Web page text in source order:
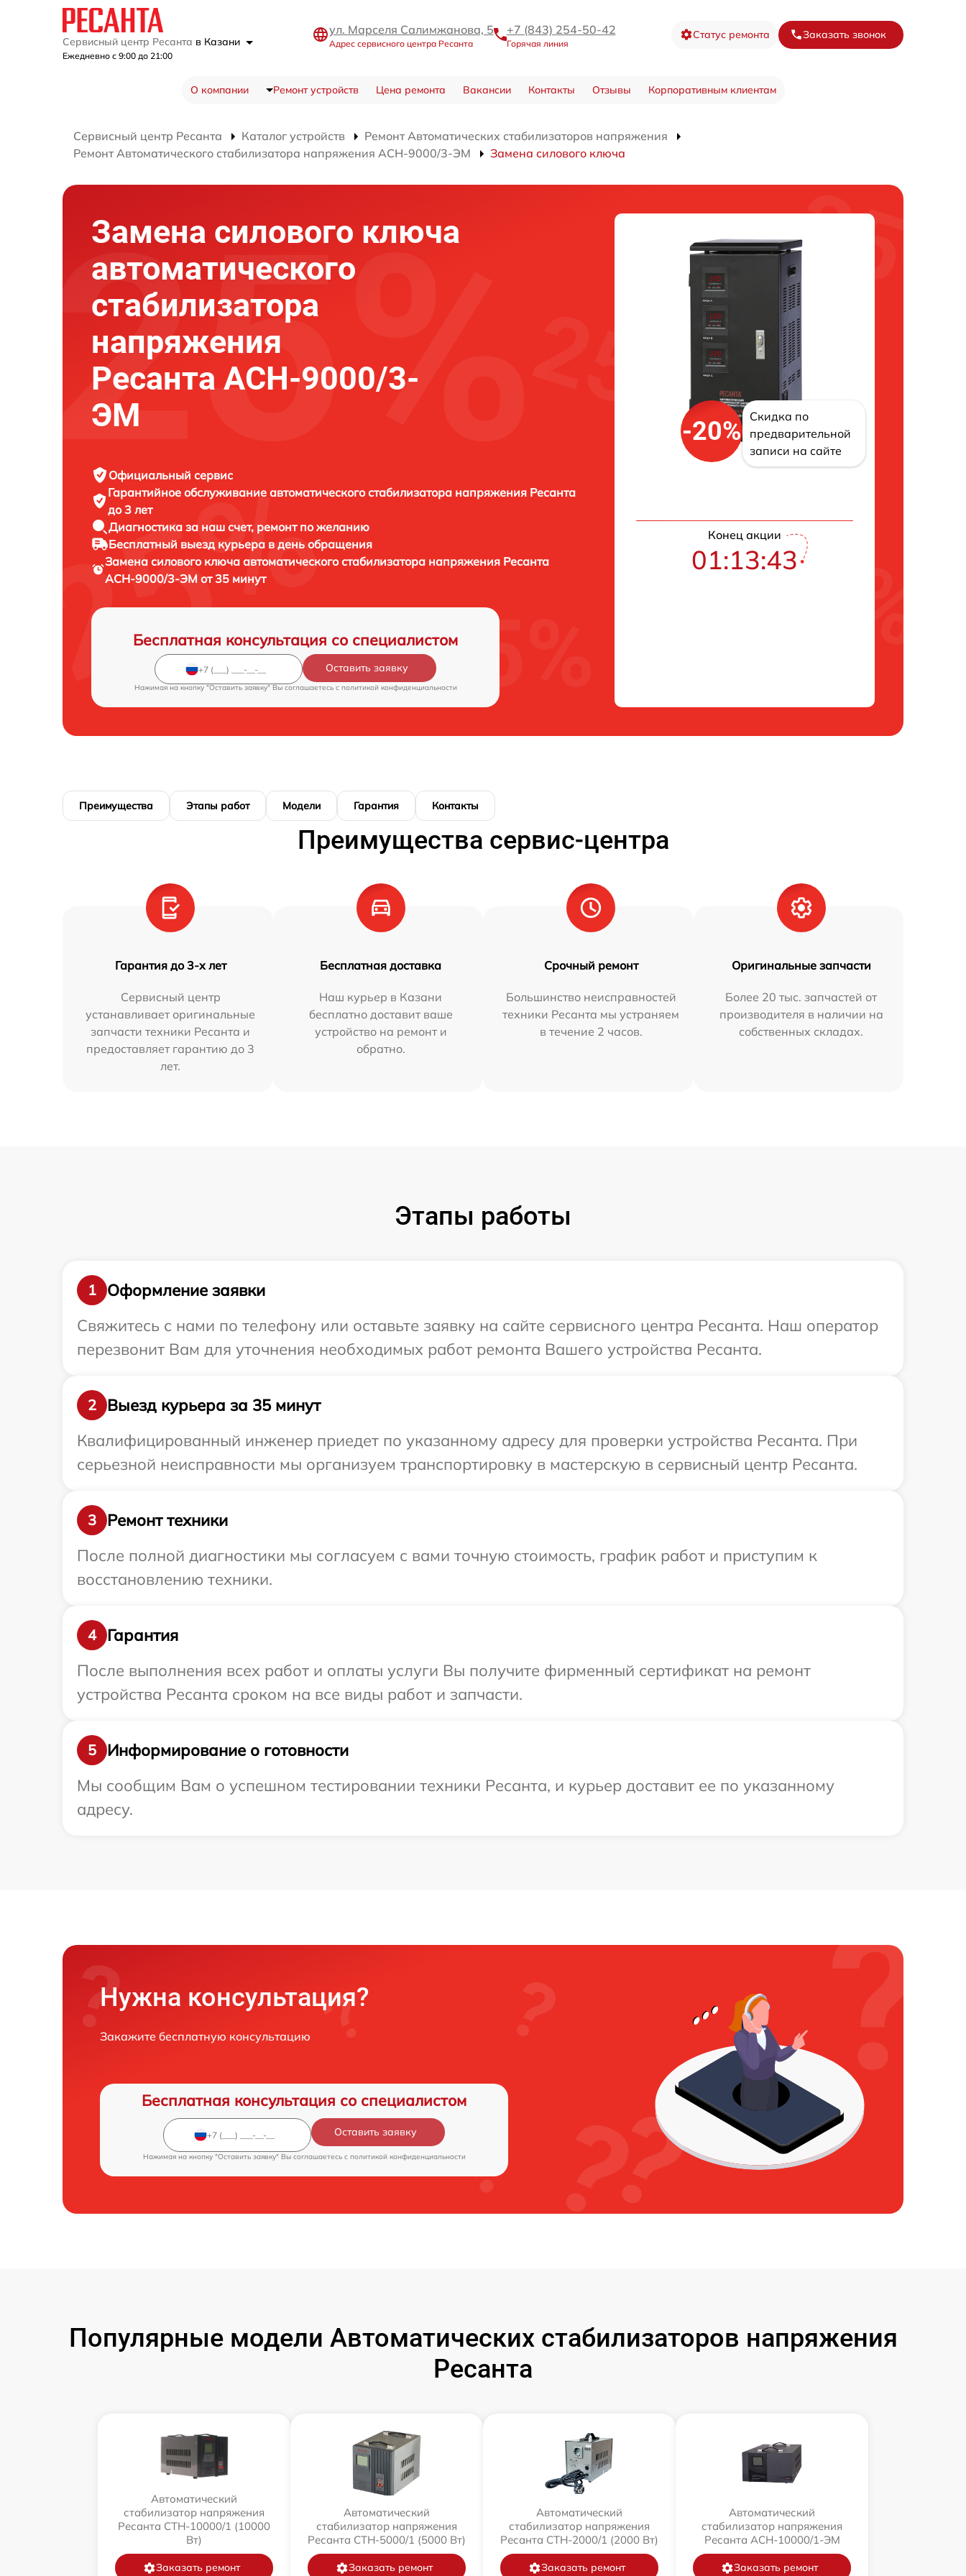
Сервисный центр Ресанта в Казани
Ежедневно с 9:00 до 21:00
ул. Марселя Салимжанова, 5
Адрес сервисного центра Ресанта
+7 (843) 254-50-42
Горячая линия
Статус ремонта Заказать звонок
О компании Ремонт устройств Цена ремонта Вакансии Контакты Отзывы Корпоративным клиентам
Сервисный центр Ресанта Каталог устройств
Ремонт Автоматических стабилизаторов напряжения
Ремонт Автоматического стабилизатора напряжения АСН-9000/3-ЭМ
Замена силового ключа
Замена силового ключа
автоматического
стабилизатора
напряжения
Ресанта АСН-9000/3-
ЭМ
Официальный сервис
Гарантийное обслуживание автоматического стабилизатора напряжения Ресанта
до 3 лет
Диагностика за наш счет, ремонт по желанию
Бесплатный выезд курьера в день обращения
Замена силового ключа автоматического стабилизатора напряжения Ресанта
АСН-9000/3-ЭМ от 35 минут
Бесплатная консультация со специалистом
Оставить заявку
Нажимая на кнопку "Оставить заявку" Вы соглашаетесь c политикой конфиденциальности
-20%
Скидка по
предварительной
записи на сайте
Конец акции
01:13:42
Преимущества Этапы работ Модели Гарантия Контакты
Преимущества сервис-центра
Гарантия до 3-х лет
Сервисный центр
устанавливает оригинальные
запчасти техники Ресанта и
предоставляет гарантию до 3
лет.
Бесплатная доставка
Наш курьер в Казани
бесплатно доставит ваше
устройство на ремонт и
обратно.
Срочный ремонт
Большинство неисправностей
техники Ресанта мы устраняем
в течение 2 часов.
Оригинальные запчасти
Более 20 тыс. запчастей от
производителя в наличии на
собственных складах.
Этапы работы
1
Оформление заявки
Свяжитесь с нами по телефону или оставьте заявку на сайте сервисного центра Ресанта. Наш оператор
перезвонит Вам для уточнения необходимых работ ремонта Вашего устройства Ресанта.
2
Выезд курьера за 35 минут
Квалифицированный инженер приедет по указанному адресу для проверки устройства Ресанта. При
серьезной неисправности мы организуем транспортировку в мастерскую в сервисный центр Ресанта.
3
Ремонт техники
После полной диагностики мы согласуем с вами точную стоимость, график работ и приступим к
восстановлению техники.
4
Гарантия
После выполнения всех работ и оплаты услуги Вы получите фирменный сертификат на ремонт
устройства Ресанта сроком на все виды работ и запчасти.
5
Информирование о готовности
Мы сообщим Вам о успешном тестировании техники Ресанта, и курьер доставит ее по указанному
адресу.
Нужна консультация?
Закажите бесплатную консультацию
Бесплатная консультация со специалистом
Оставить заявку
Нажимая на кнопку "Оставить заявку" Вы соглашаетесь c политикой конфиденциальности
Популярные модели Автоматических стабилизаторов напряжения
Ресанта
Автоматический
стабилизатор напряжения
Ресанта СТН-10000/1 (10000
Вт)
Заказать ремонт
Автоматический
стабилизатор напряжения
Ресанта СТН-5000/1 (5000 Вт)
Заказать ремонт
Автоматический
стабилизатор напряжения
Ресанта СТН-2000/1 (2000 Вт)
Заказать ремонт
Автоматический
стабилизатор напряжения
Ресанта АСН-10000/1-ЭМ
Заказать ремонт